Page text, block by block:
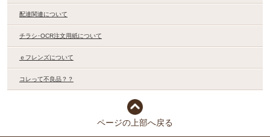
配達関連について
チラシ･OCR注文用紙について
ｅフレンズについて
コレって不良品？？
ページの上部へ戻る